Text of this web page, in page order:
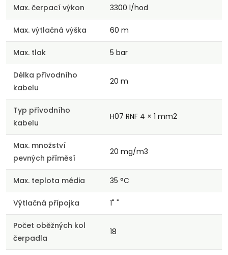
Max. čerpací výkon 3300 l/hod
Max. výtlačná výška 60 m
Max. tlak 5 bar
Délka přívodního
kabelu
20 m
Typ přívodního
kabelu
H07 RNF 4 × 1 mm2
Max. množství
pevných příměsí
20 mg/m3
Max. teplota média 35 °C
Výtlačná přípojka 1" ''
Počet oběžných kol
čerpadla
18